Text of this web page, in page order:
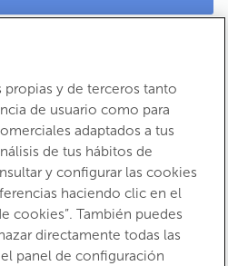
Alimentación)
propias y de terceros tanto
de usuario como para
adaptados a tus
de tus hábitos de
y configurar las cookies
haciendo clic en el
cookies”. También puedes
directamente todas las
panel de configuración